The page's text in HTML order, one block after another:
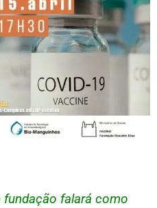
fundação falará como